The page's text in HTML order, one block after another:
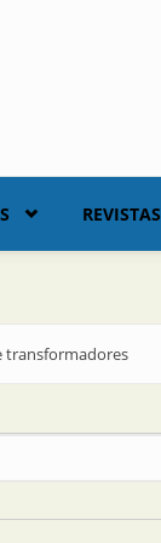
REVISTAS
transformadores